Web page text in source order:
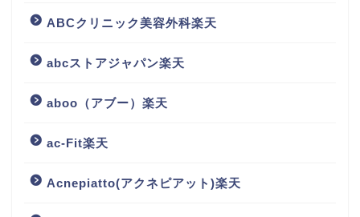
ABCクリニック美容外科楽天
abcストアジャパン楽天
aboo（アブー）楽天
ac-Fit楽天
Acnepiatto(アクネピアット)楽天